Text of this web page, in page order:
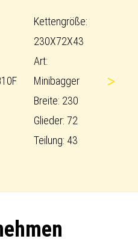
Kettengröße:
230X72X43
Art:
Minibagger
Breite: 230
Glieder: 72
Teilung: 43
>